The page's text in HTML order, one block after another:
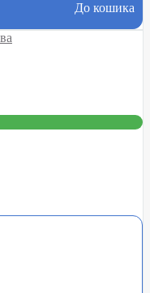
До кошика